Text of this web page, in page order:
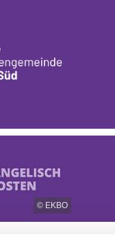
© EKBO